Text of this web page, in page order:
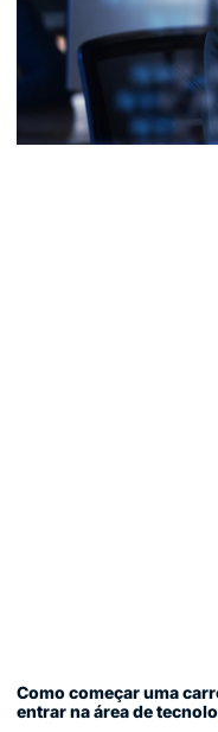
Como começar uma
entrar na área de